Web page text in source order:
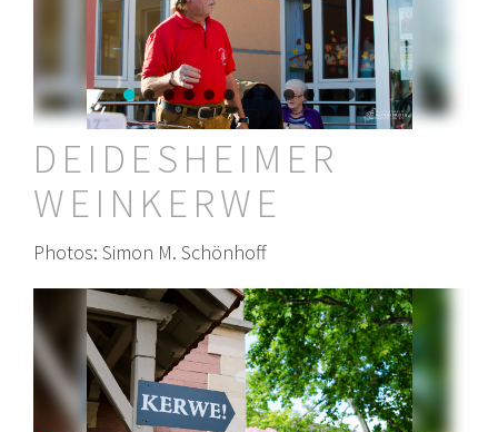
DEIDESHEIMER
WEINKERWE
Photos: Simon M. Schönhoff